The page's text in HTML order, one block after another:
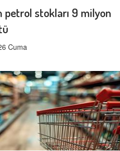
petrol stokları 9 milyon
Cuma